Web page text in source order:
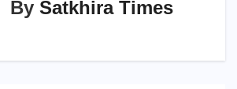
By Satkhira Times